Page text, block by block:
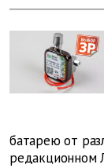
батарею от
редакционном